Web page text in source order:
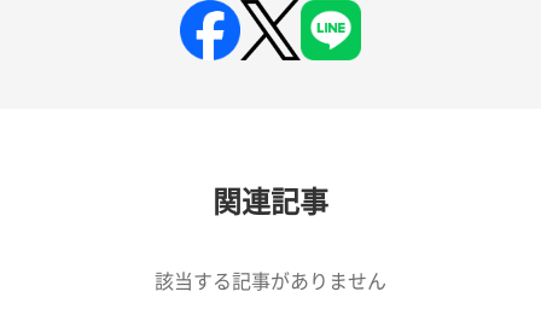
関連記事
該当する記事がありません